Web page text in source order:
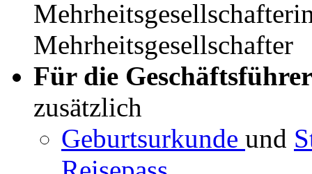
Mehrheitsgesellschafter
Für die
zusätzlich
Geburtsurkunde und